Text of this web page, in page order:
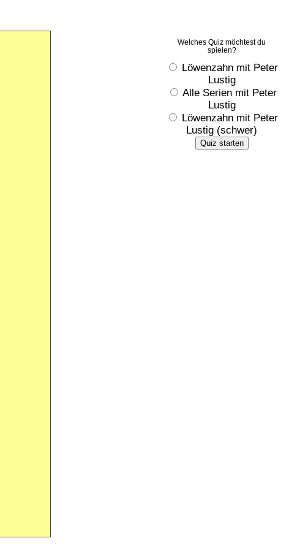
Welches Quiz möchtest du
spielen?
Löwenzahn mit Peter
Lustig
Alle Serien mit Peter
Lustig
Löwenzahn mit Peter
Lustig (schwer)
Quiz starten